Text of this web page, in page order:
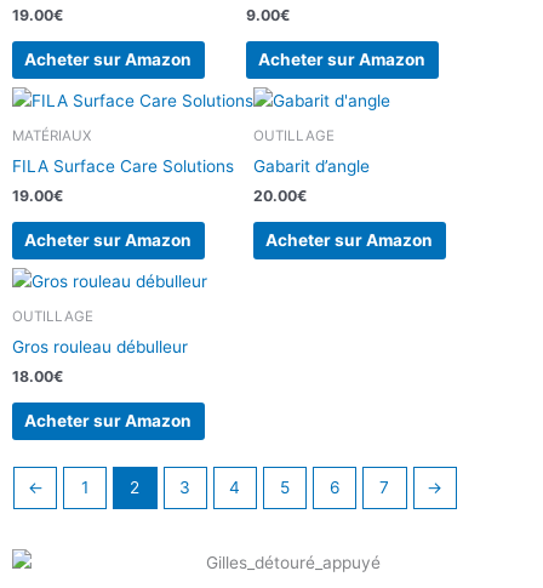
19.00€
Acheter sur Amazon
9.00€
Acheter sur Amazon
MATÉRIAUX
FILA Surface Care Solutions
19.00€
Acheter sur Amazon
OUTILLAGE
Gabarit d’angle
20.00€
Acheter sur Amazon
OUTILLAGE
Gros rouleau débulleur
18.00€
Acheter sur Amazon
← 1 2 3 4 5 6 7 →